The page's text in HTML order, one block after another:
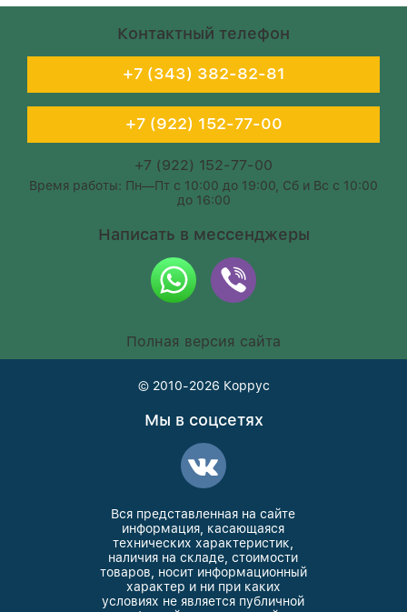
Контактный телефон
+7 (343) 382-82-81
+7 (922) 152-77-00
+7 (922) 152-77-00
Время работы: Пн—Пт с 10:00 до 19:00, Сб и Вс с 10:00
до 16:00
Написать в мессенджеры
Полная версия сайта
© 2010-2026 Коррус
Мы в соцсетях
Вся представленная на сайте
информация, касающаяся
технических характеристик,
наличия на складе, стоимости
товаров, носит информационный
характер и ни при каких
условиях не является публичной